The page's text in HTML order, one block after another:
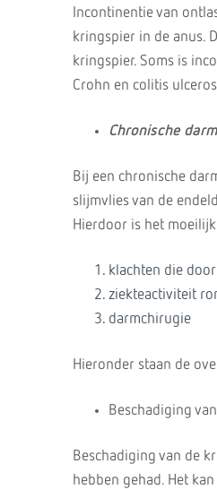
Incontinentie van
kringspier in de anus.
kringspier. Soms is
Crohn en colitis
Chronische
Bij een chronische
slijmvlies van de
Hierdoor is het
klachten die
ziekteactiviteit
darmchirugie
Hieronder staan de
Beschadiging
Beschadiging van de
hebben gehad. Het